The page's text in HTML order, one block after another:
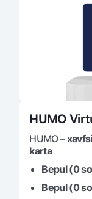
HUMO
HUMO –
karta
Bepul (0
Bepul (0